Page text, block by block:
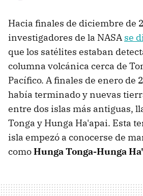
Hacia finales de diciembre de
investigadores de la NASA se
que los satélites estaban
columna volcánica cerca de
Pacífico. A finales de enero de
había terminado y nuevas
entre dos islas más antiguas,
Tonga y Hunga Ha'apai. Esta
isla empezó a conocerse de
comoHunga Tonga-Hunga